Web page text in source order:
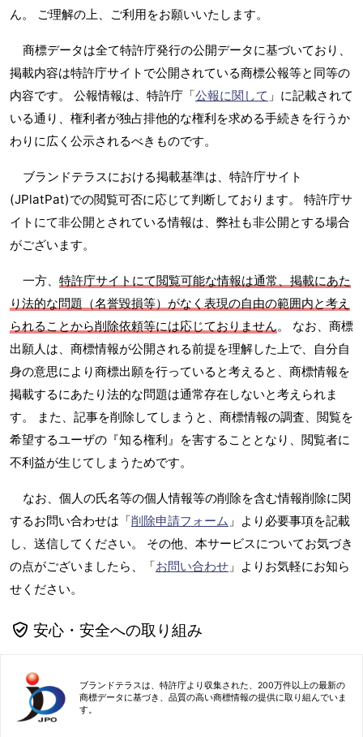
ん。 ご理解の上、ご利用をお願いいたします。
商標データは全て特許庁発行の公開データに基づいており、
掲載内容は特許庁サイトで公開されている商標公報等と同等の
内容です。 公報情報は、特許庁「公報に関して 」に記載されて
いる通り、権利者が独占排他的な権利を求める手続きを行うか
わりに広く公示されるべきものです。
ブランドテラスにおける掲載基準は、特許庁サイト
(JPlatPat)での閲覧可否に応じて判断しております。 特許庁サ
イトにて非公開とされている情報は、弊社も非公開とする場合
がございます。
一方、 特許庁サイトにて閲覧可能な情報は通常、掲載にあた
り法的な問題（名誉毀損等）がなく表現の自由の範囲内と考え
られることから削除依頼等には応じておりません。 なお、商標
出願人は、商標情報が公開される前提を理解した上で、自分自
身の意思により商標出願を行っていると考えると、商標情報を
掲載するにあたり法的な問題は通常存在しないと考えられま
す。 また、記事を削除してしまうと、商標情報の調査、閲覧を
希望するユーザの『知る権利』を害することとなり、閲覧者に
不利益が生じてしまうためです。
なお、個人の氏名等の個人情報等の削除を含む情報削除に関
するお問い合わせは「削除申請フォーム 」より必要事項を記載
し、送信してください。 その他、本サービスについてお気づき
の点がございましたら、「お問い合わせ 」よりお気軽にお知ら
せください。
安心・安全への取り組み
ブランドテラスは、特許庁より収集された、200万件以上の最新の
商標データに基づき、品質の高い商標情報の提供に取り組んでいま
す。